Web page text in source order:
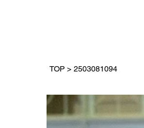
TOP > 2503081094